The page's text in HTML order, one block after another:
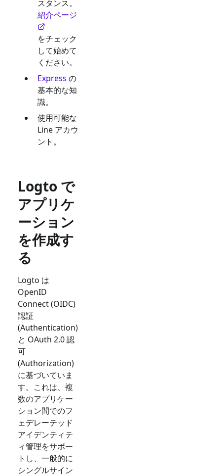
スタンス。
紹介ページ
をチェック
して始めて
ください。
Express の
基本的な知
識。
使用可能な
Line アカウ
ント。
Logto で
アプリケ
ーション
を作成す
る
Logto は
OpenID
Connect (OIDC)
認証
(Authentication)
と OAuth 2.0 認
可
(Authorization)
に基づいていま
す。これは、複
数のアプリケー
ション間でのフ
ェデレーテッド
アイデンティテ
ィ管理をサポー
トし、一般的に
シングルサイン